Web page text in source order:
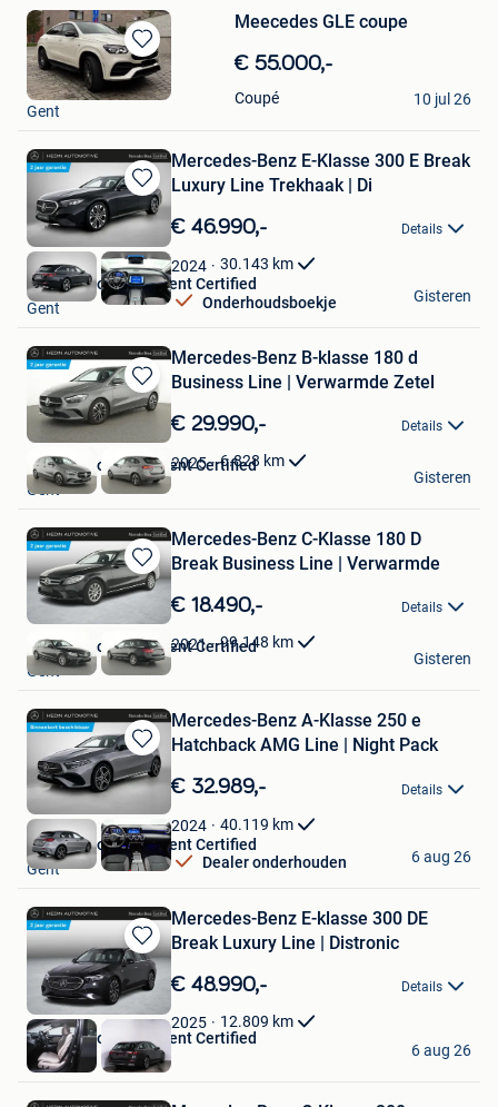
Bewaren
in
Mijn
Meecedes GLE coupe
€ 55.000,-
Coupé
Bart vanneste
Gent
10 jul 26
Bewaren
in
Favorieten
Mercedes-Benz E-Klasse 300 E Break
Luxury Line Trekhaak | Di
€ 46.990,- Details
2024 30.143 km
Onderhoudsboekje
Hedin Automotive Gent Certified
Gent
Gisteren
Bewaren
in
Favorieten
Mercedes-Benz B-klasse 180 d
Business Line | Verwarmde Zetel
€ 29.990,- Details
2025 6.828 km
Hedin Automotive Gent Certified
Gent
Gisteren
Bewaren
in
Favorieten
Mercedes-Benz C-Klasse 180 D
Break Business Line | Verwarmde
€ 18.490,- Details
2021 99.148 km
Hedin Automotive Gent Certified
Gent
Gisteren
Bewaren
in
Mijn
Favorieten
Mercedes-Benz A-Klasse 250 e
Hatchback AMG Line | Night Pack
€ 32.989,- Details
2024 40.119 km
Dealer onderhouden
Hedin Automotive Gent Certified
Gent
6 aug 26
Bewaren
in
Mijn
Favorieten
Mercedes-Benz E-klasse 300 DE
Break Luxury Line | Distronic
€ 48.990,- Details
2025 12.809 km
Hedin Automotive Gent Certified
Gent
6 aug 26